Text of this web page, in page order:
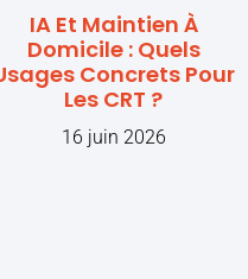
IA Et Maintien À
Domicile : Quels
Concrets Pour
Les CRT ?
16 juin 2026